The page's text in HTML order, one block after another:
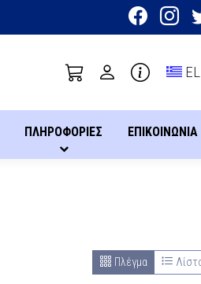
EL
ΠΛΗΡΟΦΟΡΙΕΣ ΕΠΙΚΟΙΝΩΝΙΑ
Πλέγμα